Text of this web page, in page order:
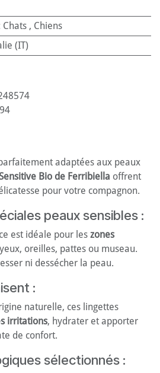
Chats, Chiens
(IT)
adaptées aux peaux
Bio de Ferribiella offrent
pour votre compagnon.
peaux sensibles :
est idéale pour les zones
oreilles, pattes ou museau.
ni dessécher la peau.
:
naturelle, ces lingettes
irritations, hydrater et apporter
de confort.
sélectionnés :